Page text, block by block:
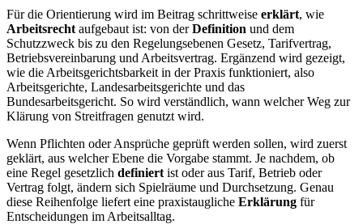
Für die Orientierung wird im Beitrag schrittweise erklärt, wie
Arbeitsrecht aufgebaut ist: von derDefinition und dem
Schutzzweck bis zu den Regelungsebenen Gesetz, Tarifvertrag,
Betriebsvereinbarung und Arbeitsvertrag. Ergänzend wird gezeigt,
wie die Arbeitsgerichtsbarkeit in der Praxis funktioniert, also
Arbeitsgerichte, Landesarbeitsgerichte und das
Bundesarbeitsgericht. So wird verständlich, wann welcher Weg zur
Klärung von Streitfragen genutzt wird.
Wenn Pflichten oder Ansprüche geprüft werden sollen, wird zuerst
geklärt, aus welcher Ebene die Vorgabe stammt. Je nachdem, ob
eine Regel gesetzlich definiert ist oder aus Tarif, Betrieb oder
Vertrag folgt, ändern sich Spielräume und Durchsetzung. Genau
diese Reihenfolge liefert eine praxistaugliche Erklärung für
Entscheidungen im Arbeitsalltag.